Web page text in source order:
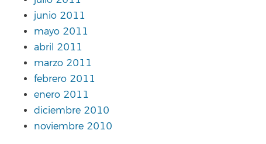
junio 2011
mayo 2011
abril 2011
marzo 2011
febrero 2011
enero 2011
diciembre 2010
noviembre 2010